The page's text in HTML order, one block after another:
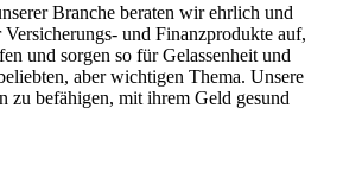
Branche beraten wir ehrlich und
und Finanzprodukte auf,
und sorgen so für Gelassenheit und
aber wichtigen Thema. Unsere
zu befähigen, mit ihrem Geld gesund